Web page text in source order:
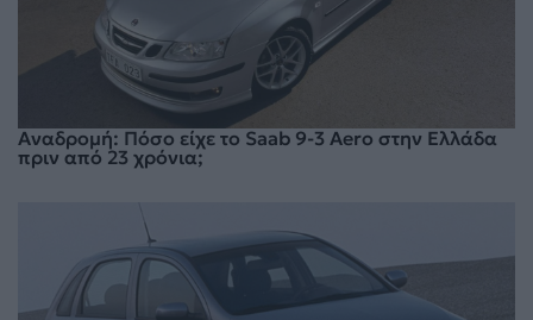
Αναδρομή: Πόσο είχε το Saab 9-3 Aero στην Ελλάδα
πριν από 23 χρόνια;